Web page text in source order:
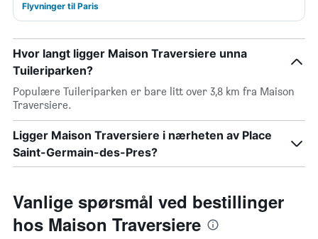
Flyvninger til Paris
Hvor langt ligger Maison Traversiere unna
Tuileriparken?
Populære Tuileriparken er bare litt over 3,8 km fra Maison
Traversiere.
Ligger Maison Traversiere i nærheten av Place
Saint-Germain-des-Pres?
Vanlige spørsmål ved bestillinger
hos Maison Traversiere